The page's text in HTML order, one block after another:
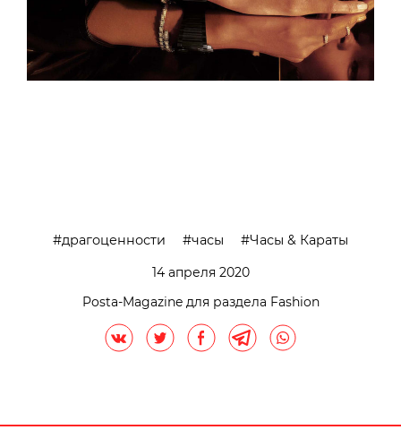
драгоценности часы
Часы & Караты
14 апреля 2020
Posta-Magazine для раздела Fashion